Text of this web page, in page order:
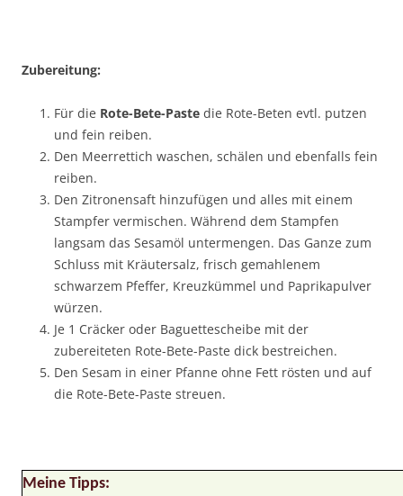
Zubereitung:
Für die Rote-Bete-Paste die Rote-Beten evtl. putzen
und fein reiben.
Den Meerrettich waschen, schälen und ebenfalls fein
reiben.
Den Zitronensaft hinzufügen und alles mit einem
Stampfer vermischen. Während dem Stampfen
langsam das Sesamöl untermengen. Das Ganze zum
Schluss mit Kräutersalz, frisch gemahlenem
schwarzem Pfeffer, Kreuzkümmel und Paprikapulver
würzen.
Je 1 Cräcker oder Baguettescheibe mit der
zubereiteten Rote-Bete-Paste dick bestreichen.
Den Sesam in einer Pfanne ohne Fett rösten und auf
die Rote-Bete-Paste streuen.
Meine Tipps: